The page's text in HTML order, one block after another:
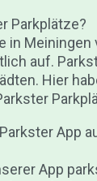
Parkplätze?
in Meiningen
auf.
Hier
App
App